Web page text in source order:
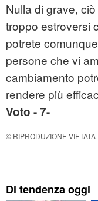
Nulla di grave,
troppo estroversi
potrete
persone che vi
cambiamento
rendere più
Voto - 7-
© RIPRODUZIONE VIETATA
Di tendenza oggi